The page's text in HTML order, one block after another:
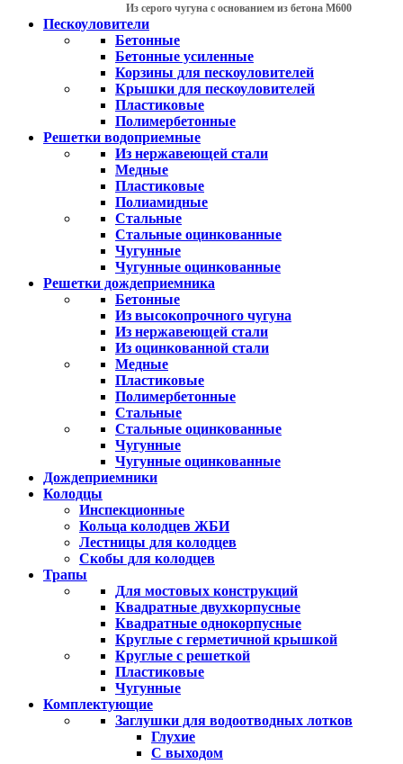
Из серого чугуна с основанием из бетона М600
Пескоуловители
Бетонные
Бетонные усиленные
Корзины для пескоуловителей
Крышки для пескоуловителей
Пластиковые
Полимербетонные
Решетки водоприемные
Из нержавеющей стали
Медные
Пластиковые
Полиамидные
Стальные
Стальные оцинкованные
Чугунные
Чугунные оцинкованные
Решетки дождеприемника
Бетонные
Из высокопрочного чугуна
Из нержавеющей стали
Из оцинкованной стали
Медные
Пластиковые
Полимербетонные
Стальные
Стальные оцинкованные
Чугунные
Чугунные оцинкованные
Дождеприемники
Колодцы
Инспекционные
Кольца колодцев ЖБИ
Лестницы для колодцев
Скобы для колодцев
Трапы
Для мостовых конструкций
Квадратные двухкорпусные
Квадратные однокорпусные
Круглые с герметичной крышкой
Круглые с решеткой
Пластиковые
Чугунные
Комплектующие
Заглушки для водоотводных лотков
Глухие
С выходом